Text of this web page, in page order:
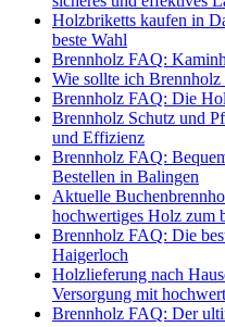
Holzbriketts kaufen in
beste Wahl
Brennholz FAQ:
Wie sollte ich
Brennholz FAQ: Die
Brennholz Schutz und
und Effizienz
Brennholz FAQ:
Bestellen in Balingen
Aktuelle
hochwertiges Holz zum
Brennholz FAQ: Die
Haigerloch
Holzlieferung nach
Versorgung mit
Brennholz FAQ: Der